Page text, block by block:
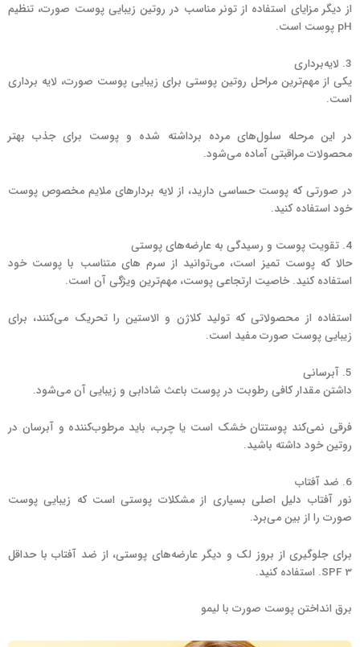
از دیگر مزایای استفاده از تونر مناسب در روتین زیبایی پوست صورت، تنظیم
pH پوست است.
3. لایه‌برداری
یکی از مهم‌ترین مراحل روتین پوستی برای زیبایی پوست صورت، لایه برداری
است.
در این مرحله سلول‌های مرده برداشته شده و پوست برای جذب بهتر
محصولات مراقبتی آماده می‌شود.
در صورتی که پوست حساسی دارید، از لایه بردارهای ملایم مخصوص پوست
خود استفاده کنید.
4. تقویت پوست و رسیدگی به عارضه‌های پوستی
حالا که پوست تمیز است، می‌توانید از سرم های متناسب با پوست خود
استفاده کنید. خاصیت ارتجاعی پوست، مهم‌ترین ویژگی آن است.
استفاده از محصولاتی که تولید کلاژن و الاستین را تحریک می‌کنند، برای
زیبایی پوست صورت مفید است.
5. آبرسانی
داشتن مقدار کافی رطوبت در پوست باعث شادابی و زیبایی آن می‌شود.
فرقی نمی‌کند پوستتان خشک است یا چرب، باید مرطوب‌کننده و آبرسان در
روتین خود داشته باشید.
6. ضد آفتاب
نور آفتاب دلیل اصلی بسیاری از مشکلات پوستی است که زیبایی پوست
صورت را از بین می‌برد.
برای جلوگیری از بروز لک و دیگر عارضه‌های پوستی، از ضد آفتاب با حداقل
SPF 3. استفاده کنید.
برق انداختن پوست صورت با لیمو